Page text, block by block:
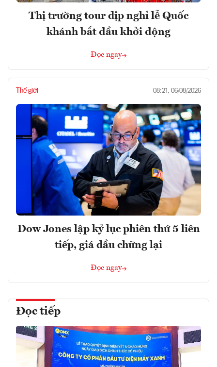
Thị trường tour dịp nghỉ lễ Quốc
khánh bắt đầu khởi động
Đọc ngay
Thế giới 08:21, 06/08/2026
Dow Jones lập kỷ lục phiên thứ 5 liên
tiếp, giá dầu chững lại
Đọc ngay
Đọc tiếp